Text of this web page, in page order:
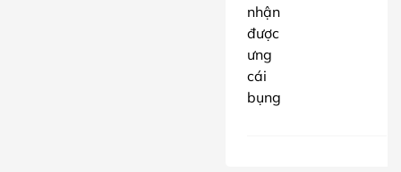
nhận
được
ưng
cái
bụng